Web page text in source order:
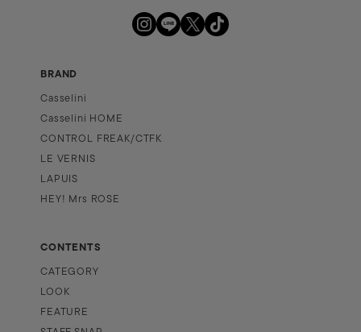
BRAND
Casselini
Casselini HOME
CONTROL FREAK/CTFK
LE VERNIS
LAPUIS
HEY! Mrs ROSE
CONTENTS
CATEGORY
LOOK
FEATURE